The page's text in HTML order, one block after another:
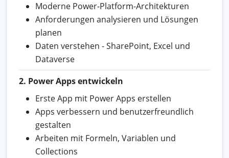
Moderne Power-Platform-Architekturen
Anforderungen analysieren und Lösungen
planen
Daten verstehen - SharePoint, Excel und
Dataverse
2. Power Apps entwickeln
Erste App mit Power Apps erstellen
Apps verbessern und benutzerfreundlich
gestalten
Arbeiten mit Formeln, Variablen und
Collections